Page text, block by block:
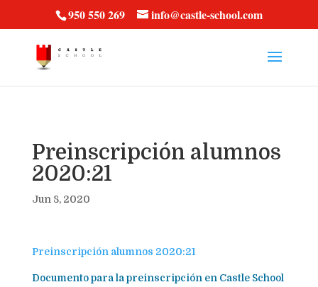
950 550 269 info@castle-school.com
Preinscripción alumnos
2020:21
Jun 8, 2020
Preinscripción alumnos 2020:21
Documento para la preinscripción en Castle School